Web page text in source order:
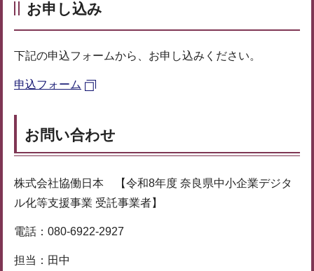
お申し込み
下記の申込フォームから、お申し込みください。
申込フォーム
お問い合わせ
株式会社協働日本 【令和8年度 奈良県中小企業デジタ
ル化等支援事業 受託事業者】
電話：080-6922-2927
担当：田中